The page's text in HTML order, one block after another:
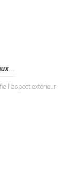
...
l'aspect extérieur